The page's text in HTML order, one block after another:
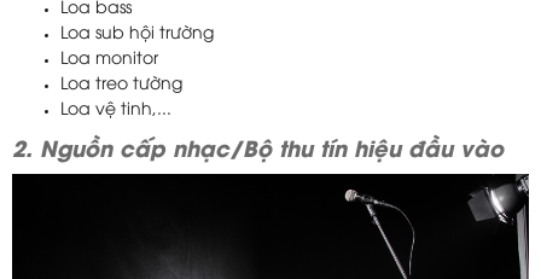
Loa bass
Loa sub hội trường
Loa monitor
Loa treo tường
Loa vệ tinh,...
2. Nguồn cấp nhạc/Bộ thu tín hiệu đầu vào